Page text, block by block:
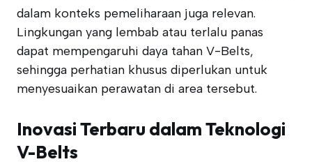
dalam konteks pemeliharaan juga relevan.
Lingkungan yang lembab atau terlalu panas
dapat mempengaruhi daya tahan V-Belts,
sehingga perhatian khusus diperlukan untuk
menyesuaikan perawatan di area tersebut.
Inovasi Terbaru dalam Teknologi
V-Belts